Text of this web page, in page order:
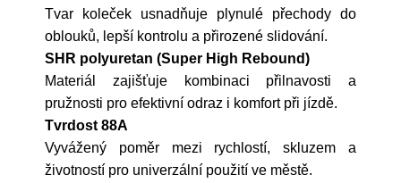
Tvar koleček usnadňuje plynulé přechody do
oblouků, lepší kontrolu a přirozené slidování.
SHR polyuretan (Super High Rebound)
Materiál zajišťuje kombinaci přilnavosti a
pružnosti pro efektivní odraz i komfort při jízdě.
Tvrdost 88A
Vyvážený poměr mezi rychlostí, skluzem a
životností pro univerzální použití ve městě.